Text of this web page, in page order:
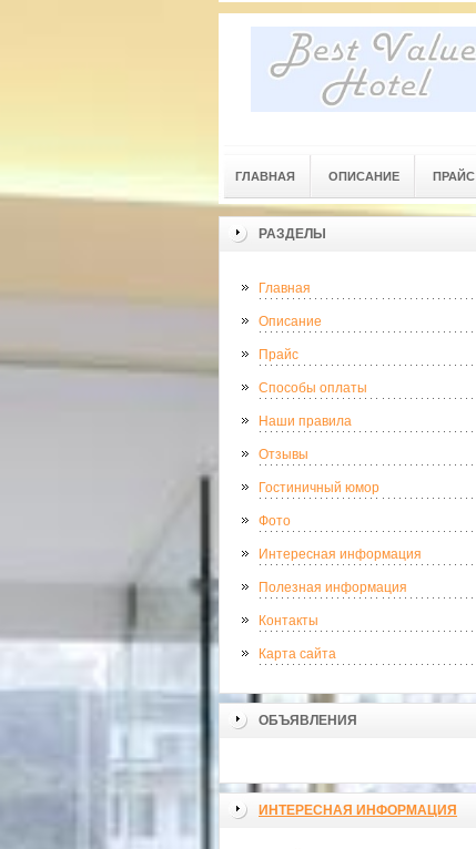
ГЛАВНАЯ ОПИСАНИЕ ПРАЙС
РАЗДЕЛЫ
Главная
Описание
Прайс
Способы оплаты
Наши правила
Отзывы
Гостиничный юмор
Фото
Интересная информация
Полезная информация
Контакты
Карта сайта
ОБЪЯВЛЕНИЯ
ИНТЕРЕСНАЯ ИНФОРМАЦИЯ